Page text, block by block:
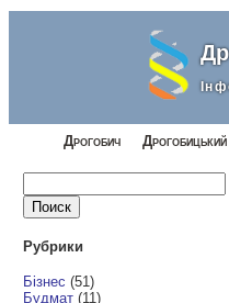
Дрогобич
Рубрики
Бізнес (51)
Будмат (11)